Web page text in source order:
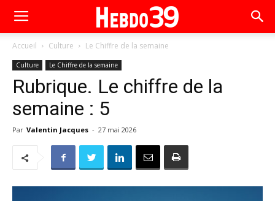
Accueil Culture Le Chiffre de la semaine
Culture Le Chiffre de la semaine
Rubrique. Le chiffre de la
semaine : 5
Par Valentin Jacques - 27 mai 2026